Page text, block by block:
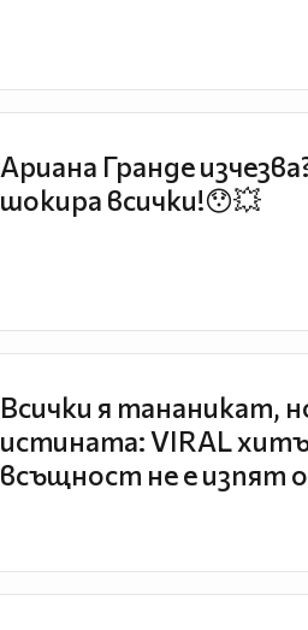
Ариана Гранде
шокира всички!😯💥
Всички я тананикат,
истината: VIRAL
всъщност не е изпят